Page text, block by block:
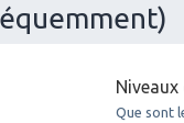
Que sont